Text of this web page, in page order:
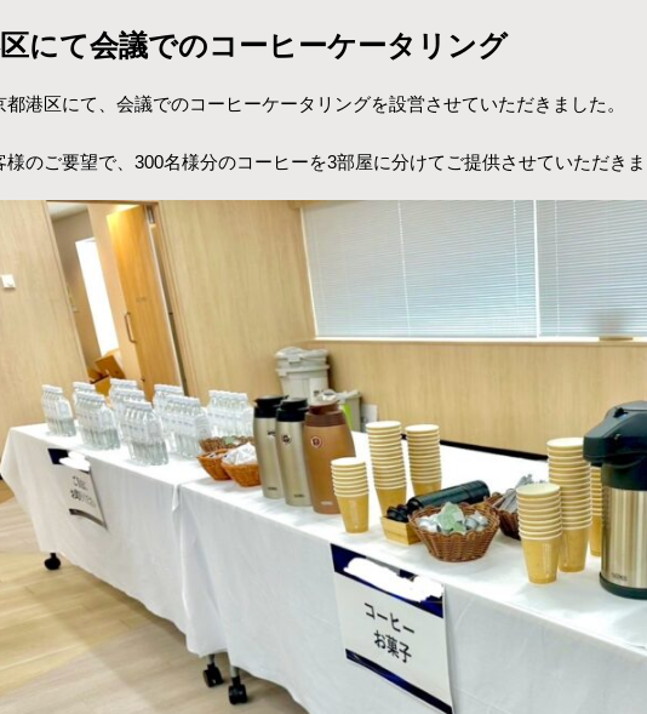
にて会議でのコーヒーケータリング
都港区にて、会議でのコーヒーケータリングを設営させていただきました。
様のご要望で、300名様分のコーヒーを3部屋に分けてご提供させていただき